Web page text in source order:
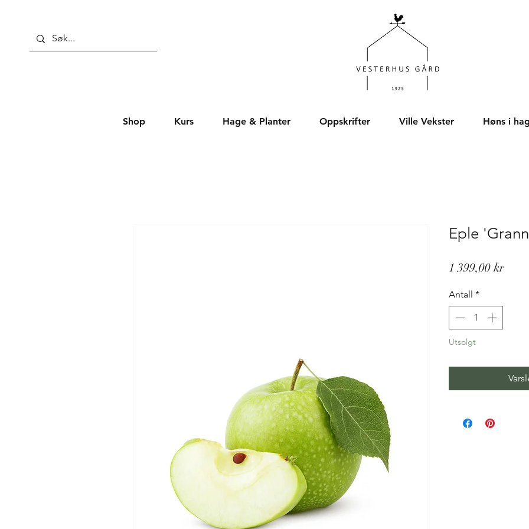
Shop Kurs Hage & Planter Oppskrifter Ville Vekster Høns i
Eple
1 399,00 krPris
Antall *
Utsolgt